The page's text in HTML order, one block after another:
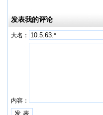
发表我的评论
大名：
内容：